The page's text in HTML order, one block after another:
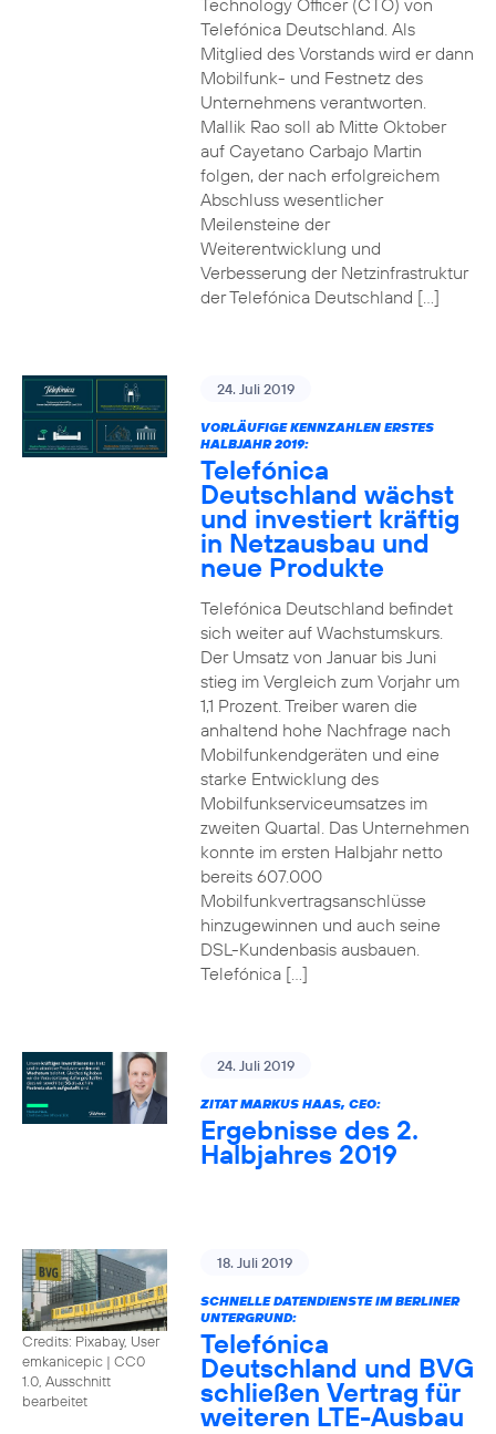
Technology Officer (CTO) von
Telefónica Deutschland. Als
Mitglied des Vorstands wird er dann
Mobilfunk- und Festnetz des
Unternehmens verantworten.
Mallik Rao soll ab Mitte Oktober
auf Cayetano Carbajo Martin
folgen, der nach erfolgreichem
Abschluss wesentlicher
Meilensteine der
Weiterentwicklung und
Verbesserung der Netzinfrastruktur
der Telefónica Deutschland […]
24. Juli 2019
VORLÄUFIGE KENNZAHLEN ERSTES
HALBJAHR 2019:
Telefónica
Deutschland wächst
und investiert kräftig
in Netzausbau und
neue Produkte
Telefónica Deutschland befindet
sich weiter auf Wachstumskurs.
Der Umsatz von Januar bis Juni
stieg im Vergleich zum Vorjahr um
1,1 Prozent. Treiber waren die
anhaltend hohe Nachfrage nach
Mobilfunkendgeräten und eine
starke Entwicklung des
Mobilfunkserviceumsatzes im
zweiten Quartal. Das Unternehmen
konnte im ersten Halbjahr netto
bereits 607.000
Mobilfunkvertragsanschlüsse
hinzugewinnen und auch seine
DSL-Kundenbasis ausbauen.
Telefónica […]
24. Juli 2019
ZITAT MARKUS HAAS, CEO:
Ergebnisse des 2.
Halbjahres 2019
Credits: Pixabay, User
emkanicepic | CC0
1.0, Ausschnitt
bearbeitet
18. Juli 2019
SCHNELLE DATENDIENSTE IM BERLINER
UNTERGRUND:
Telefónica
Deutschland und BVG
schließen Vertrag für
weiteren LTE-Ausbau